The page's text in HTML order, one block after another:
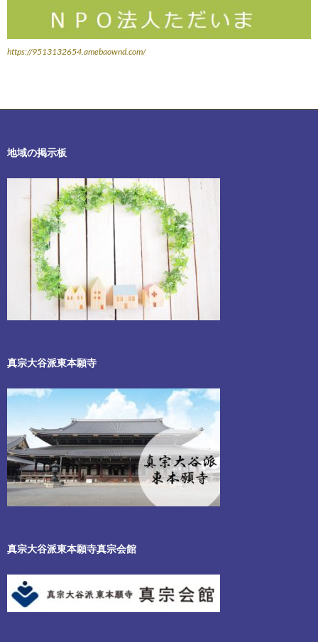
https://9513132654.amebaownd.com/
地域の掲示板
真宗大谷派東本願寺
真宗大谷派東本願寺真宗会館